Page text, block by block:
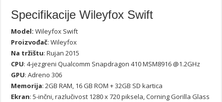
Specifikacije Wileyfox Swift
Model: Wileyfox Swift
Proizvođač: Wileyfox
Na tržištu: Rujan 2015
CPU: 4-jezgreni Qualcomm Snapdragon 410 MSM8916 @1.2GHz
GPU: Adreno 306
Memorija: 2GB RAM, 16 GB ROM + 32GB SD kartica
Ekran: 5-inčni, razlučivost 1280 x 720 piksela, Corning Gorilla Glass